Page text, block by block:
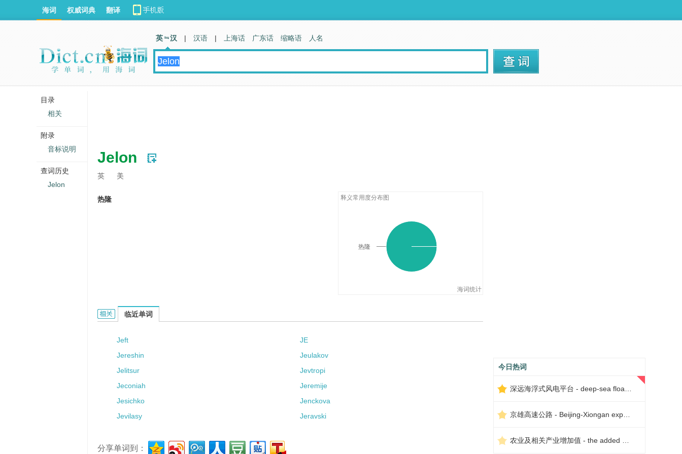
Jelon
英 美
热隆 释义常用度分布图
海词统计
热隆
Jelon的相关资料：
临近单词
Jeft
JE
Jereshin
Jeulakov
Jelitsur
Jevtropi
Jeconiah
Jeremije
Jesichko
Jenckova
Jevilasy
Jeravski
分享单词到：
今日热词
海词 权威词典 翻译
英 汉 | 汉语 | 上海话 广东话 缩略语 人名
目录
相关
附录
音标说明
查词历史
Jelon